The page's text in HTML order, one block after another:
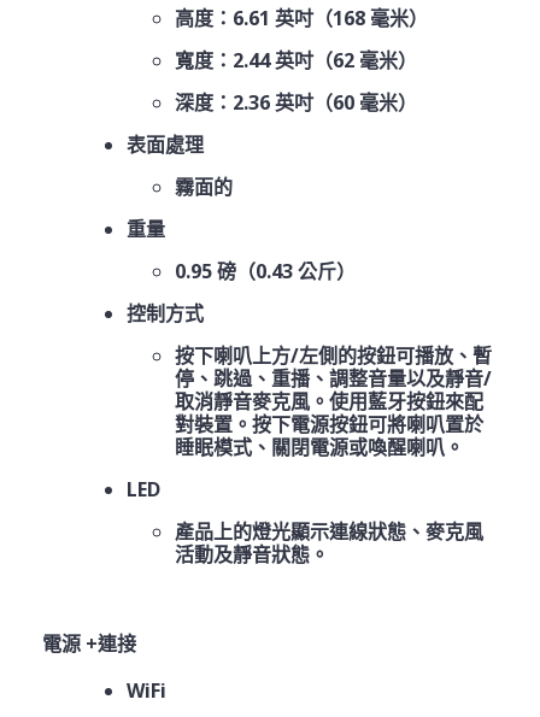
高度：6.61 英吋（168 毫米）
寬度：2.44 英吋（62 毫米）
深度：2.36 英吋（60 毫米）
表面處理
霧面的
重量
0.95 磅（0.43 公斤）
控制方式
按下喇叭上方/左側的按鈕可播放、暫
停、跳過、重播、調整音量以及靜音/
取消靜音麥克風。使用藍牙按鈕來配
對裝置。按下電源按鈕可將喇叭置於
睡眠模式、關閉電源或喚醒喇叭。
LED
產品上的燈光顯示連線狀態、麥克風
活動及靜音狀態。
電源 +連接
WiFi